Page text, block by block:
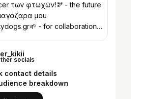
των φτωχών!🫘 - the future
μου
- for collaboration :
socials
contact details
breakdown